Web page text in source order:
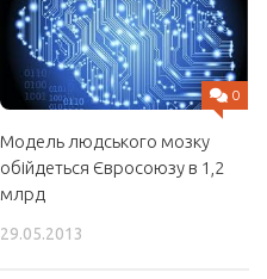
0
Модель людського мозку
обійдеться Євросоюзу в 1,2
млрд
29.05.2013